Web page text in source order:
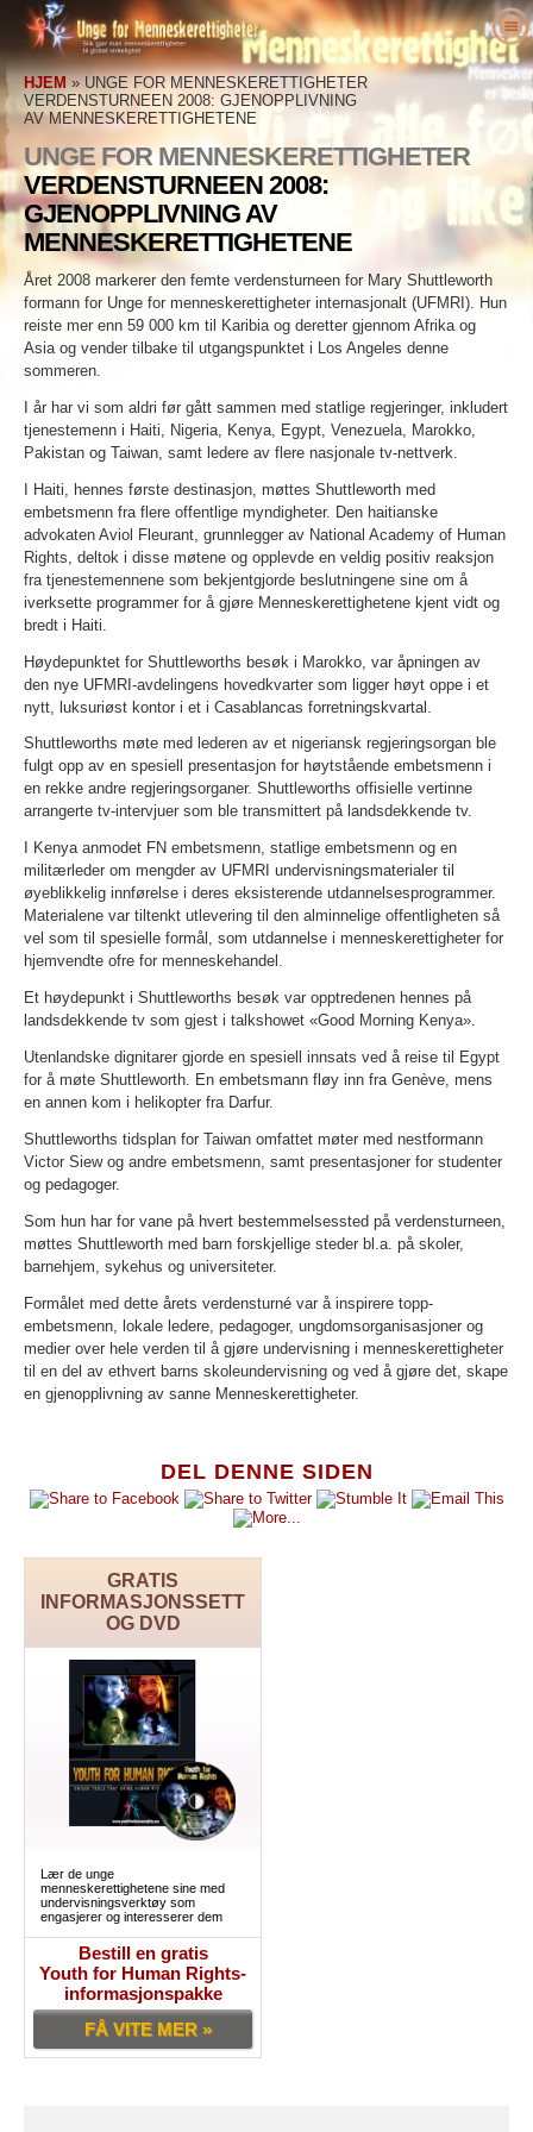
Om oss
Hva er Unge for menneskerettigheter?
Historien om Unge for menneskerettigheter
Lederstab
Rådgivende komite
UFMRI’s samarbeidspartnere
Proklamasjoner & anerkjennelser
Støtteerklæringer
Hva er menneskerettigheter?
Bakgrunnen for menneskerettighetene
Verdenserklæringen om
Menneskerettigheter
Velkommen
Detaljer om undervisningspakken
Resultater fra lærere
Menneskerettighetspensum
Pedagog programmere
program implementering
Gjør noe med det
Engasjer deg
petisjon
Medlemskap & donasjon
Grupper
Konkurranser
Forkjempere for menneskerettigheter
Forkjempere for menneskerettigheter
Menneskerettighetsorganisasjoner
Menneskerettighetsovergrep
Nyheter
Ordre
Kontakt
HJEM»UNGE FOR MENNESKERETTIGHETER
VERDENSTURNEEN 2008: GJENOPPLIVNING
AV MENNESKERETTIGHETENE
DEL DENNE SIDEN
GRATIS
INFORMASJONSSETT
OG DVD
Lær de unge
menneskerettighetene sine med
undervisningsverktøy som
engasjerer og interesserer dem
Bestill en gratis
Youth for Human Rights-
informasjonspakke
FÅ VITE MER »
UNGE FOR MENNESKERETTIGHETER
VERDENSTURNEEN 2008:
GJENOPPLIVNING AV
MENNESKERETTIGHETENE
Året 2008 markerer den femte verdensturneen for Mary Shuttleworth
formann for Unge for menneskerettigheter internasjonalt (UFMRI). Hun
reiste mer enn 59 000 km til Karibia og deretter gjennom Afrika og
Asia og vender tilbake til utgangspunktet i Los Angeles denne
sommeren.
I år har vi som aldri før gått sammen med statlige regjeringer, inkludert
tjenestemenn i Haiti, Nigeria, Kenya, Egypt, Venezuela, Marokko,
Pakistan og Taiwan, samt ledere av flere nasjonale tv-nettverk.
I Haiti, hennes første destinasjon, møttes Shuttleworth med
embetsmenn fra flere offentlige myndigheter. Den haitianske
advokaten Aviol Fleurant, grunnlegger av National Academy of Human
Rights, deltok i disse møtene og opplevde en veldig positiv reaksjon
fra tjenestemennene som bekjentgjorde beslutningene sine om å
iverksette programmer for å gjøre Menneskerettighetene kjent vidt og
bredt i Haiti.
Høydepunktet for Shuttleworths besøk i Marokko, var åpningen av
den nye UFMRI-avdelingens hovedkvarter som ligger høyt oppe i et
nytt, luksuriøst kontor i et i Casablancas forretningskvartal.
Shuttleworths møte med lederen av et nigeriansk regjeringsorgan ble
fulgt opp av en spesiell presentasjon for høytstående embetsmenn i
en rekke andre regjeringsorganer. Shuttleworths offisielle vertinne
arrangerte tv-intervjuer som ble transmittert på landsdekkende tv.
I Kenya anmodet FN embetsmenn, statlige embetsmenn og en
militærleder om mengder av UFMRI undervisningsmaterialer til
øyeblikkelig innførelse i deres eksisterende utdannelsesprogrammer.
Materialene var tiltenkt utlevering til den alminnelige offentligheten så
vel som til spesielle formål, som utdannelse i menneskerettigheter for
hjemvendte ofre for menneskehandel.
Et høydepunkt i Shuttleworths besøk var opptredenen hennes på
landsdekkende tv som gjest i talkshowet «Good Morning Kenya».
Utenlandske dignitarer gjorde en spesiell innsats ved å reise til Egypt
for å møte Shuttleworth. En embetsmann fløy inn fra Genève, mens
en annen kom i helikopter fra Darfur.
Shuttleworths tidsplan for Taiwan omfattet møter med nestformann
Victor Siew og andre embetsmenn, samt presentasjoner for studenter
og pedagoger.
Som hun har for vane på hvert bestemmelsessted på verdensturneen,
møttes Shuttleworth med barn forskjellige steder bl.a. på skoler,
barnehjem, sykehus og universiteter.
Formålet med dette årets verdensturné var å inspirere topp-
embetsmenn, lokale ledere, pedagoger, ungdomsorganisasjoner og
medier over hele verden til å gjøre undervisning i menneskerettigheter
til en del av ethvert barns skoleundervisning og ved å gjøre det, skape
en gjenopplivning av sanne Menneskerettigheter.